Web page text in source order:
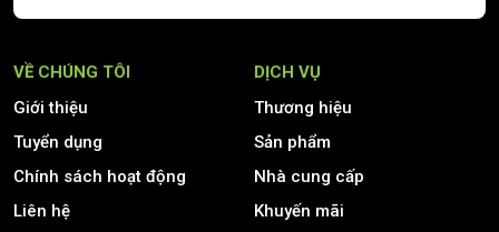
VỀ CHÚNG TÔI
Giới thiệu
Tuyển dụng
Chính sách hoạt động
Liên hệ
DỊCH VỤ
Thương hiệu
Sản phẩm
Nhà cung cấp
Khuyến mãi